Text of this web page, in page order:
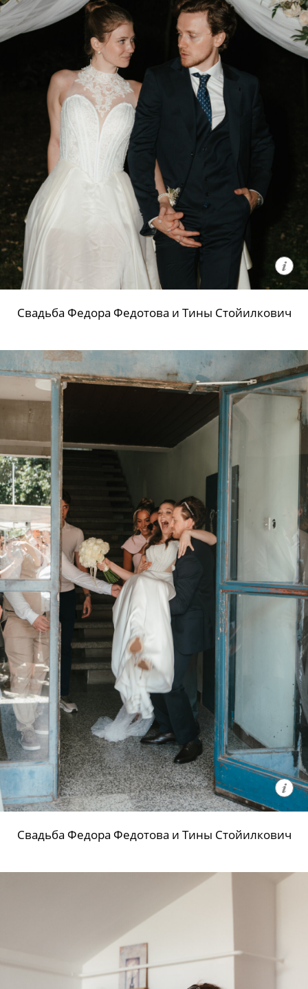
Свадьба Федора Федотова и Тины Стойилкович
Свадьба Федора Федотова и Тины Стойилкович